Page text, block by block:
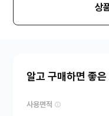
상
알고 구매하면 좋은
사용면적